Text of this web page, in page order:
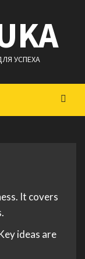
УСПЕХА
It covers
ideas are